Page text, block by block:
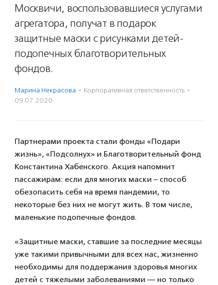
Москвичи, воспользовавшиеся услугами
агрегатора, получат в подарок
защитные маски с рисунками детей-
подопечных благотворительных
фондов.
Марина Некрасова · Корпоративная ответственность ·
09.07.2020
Партнерами проекта стали фонды «Подари
жизнь», «Подсолнух» и Благотворительный фонд
Константина Хабенского. Акция напомнит
пассажирам: если для многих маски – способ
обезопасить себя на время пандемии, то
некоторые без них не могут жить. В том числе,
маленькие подопечные фондов.
«Защитные маски, ставшие за последние месяцы
уже такими привычными для всех нас, жизненно
необходимы для поддержания здоровья многих
детей с тяжелыми заболеваниями — но только